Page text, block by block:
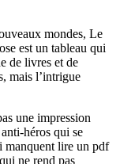
mondes, Le
est un tableau qui
de livres et de
mais l’intrigue
une impression
héros qui se
manquent lire un pdf
ne rend pas